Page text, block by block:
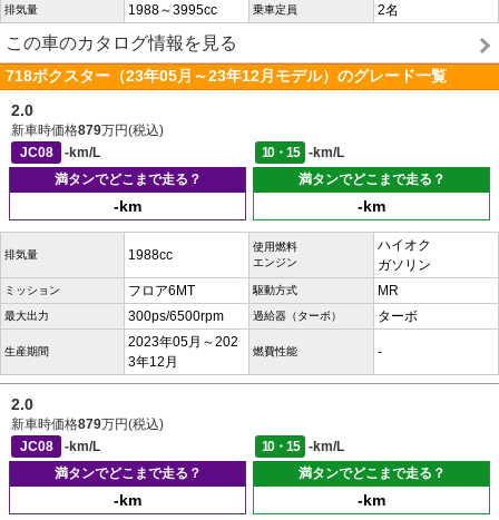
排気量 1988～3995cc 乗車定員 2名
この車のカタログ情報を見る
718ボクスター（23年05月～23年12月モデル）のグレード一覧
2.0
新車時価格879万円(税込)
JC08
-km/L 10・15
-km/L
満タンでどこまで走る？
-km
満タンでどこまで走る？
-km
排気量 1988cc
使用燃料
エンジン
ハイオク
ガソリン
ミッション フロア6MT 駆動方式 MR
最大出力 300ps/6500rpm 過給器（ターボ） ターボ
生産期間
2023年05月～202
3年12月
燃費性能 -
2.0
新車時価格879万円(税込)
JC08
-km/L 10・15
-km/L
満タンでどこまで走る？
-km
満タンでどこまで走る？
-km